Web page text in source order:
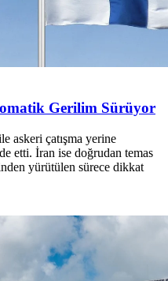
Gerilim Sürüyor
askeri çatışma yerine
etti. İran ise doğrudan temas
yürütülen sürece dikkat